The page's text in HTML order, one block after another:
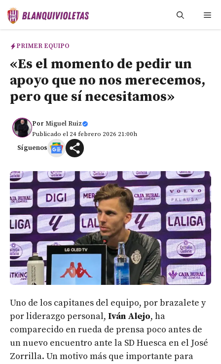
Saltar
PRIMER EQUIPO
«Es el momento de pedir un
apoyo que no nos merecemos,
pero que sí necesitamos»
Por Miguel Ruiz
Publicado el 24 febrero 2026 21:00h
Síguenos
Uno de los capitanes del equipo, por brazalete y
por liderazgo personal, Iván Alejo, ha
comparecido en rueda de prensa poco antes de
un nuevo encuentro ante la SD Huesca en el José
Zorrilla. Un motivo más que importante para